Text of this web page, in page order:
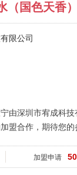
（国色天香
限公司
由深圳市宥成科
盟合作，期待您的
加盟申请 50